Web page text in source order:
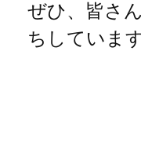
ぜひ、皆さ
ちしていま